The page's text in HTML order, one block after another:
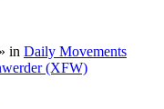
» in Daily Movements
(XFW)